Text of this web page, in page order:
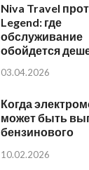
Niva Travel
Legend: где
обслуживание
обойдется
03.04.2026
Когда
может быть
бензинового
10.02.2026